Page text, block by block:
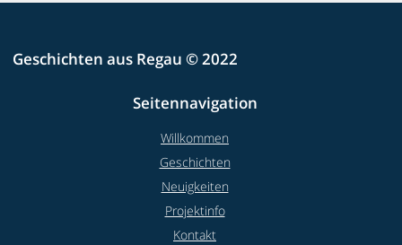
Geschichten aus Regau © 2022
Seitennavigation
Willkommen
Geschichten
Neuigkeiten
Projektinfo
Kontakt